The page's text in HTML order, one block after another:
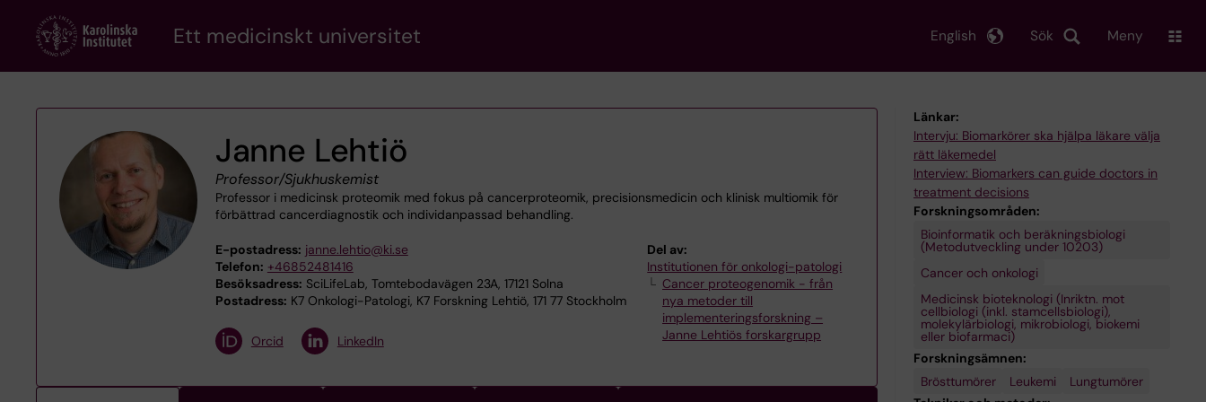
content
Ett medicinskt universitet Sök
English Meny
Janne Lehtiö
Professor/Sjukhuskemist
Professor i medicinsk proteomik med fokus på cancerproteomik, precisionsmedicin och klinisk multiomik för
förbättrad cancerdiagnostik och individanpassad behandling.
E-postadress: janne.lehtio@ki.se
Telefon: +46852481416
Besöksadress: SciLifeLab, Tomtebodavägen 23A, 17121 Solna
Postadress: K7 Onkologi-Patologi, K7 Forskning Lehtiö, 171 77 Stockholm
Del av:
Institutionen för onkologi-patologi
Cancer proteogenomik - från
nya metoder till
implementeringsforskning –
Janne Lehtiös forskargrupp
Orcid LinkedIn
Länkar:
Intervju: Biomarkörer ska hjälpa läkare välja
rätt läkemedel
Interview: Biomarkers can guide doctors in
treatment decisions
Forskningsområden:
Bioinformatik och beräkningsbiologi
(Metodutveckling under 10203)
Cancer och onkologi
Medicinsk bioteknologi (Inriktn. mot
cellbiologi (inkl. stamcellsbiologi),
molekylärbiologi, mikrobiologi, biokemi
eller biofarmaci)
Forskningsämnen:
Brösttumörer
Leukemi
Lungtumörer